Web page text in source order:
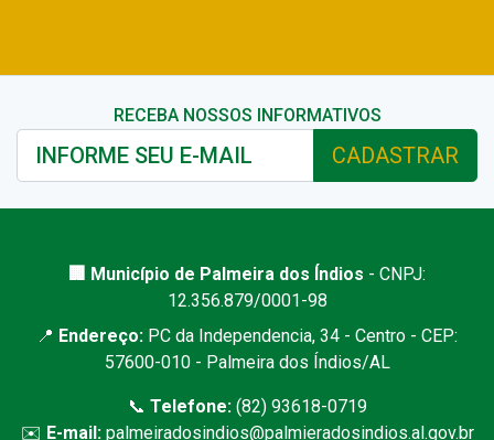
RECEBA NOSSOS INFORMATIVOS
CADASTRAR
🏢 Município de Palmeira dos Índios - CNPJ:
12.356.879/0001-98
📍 Endereço: PC da Independencia, 34 - Centro - CEP:
57600-010 - Palmeira dos Índios/AL
📞 Telefone:(82) 93618-0719
✉️ E-mail: palmeiradosindios@palmieradosindios.al.gov.br